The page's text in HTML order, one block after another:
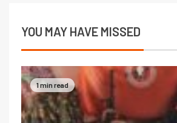
YOU MAY HAVE MISSED
1 min read